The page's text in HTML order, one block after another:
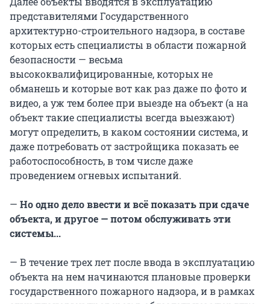
представителями Государственного
архитектурно-строительного надзора, в составе
которых есть специалисты в области пожарной
безопасности — весьма
высококвалифицированные, которых не
обманешь и которые вот как раз даже по фото и
видео, а уж тем более при выезде на объект (а на
объект такие специалисты всегда выезжают)
могут определить, в каком состоянии система, и
даже потребовать от застройщика показать ее
работоспособность, в том числе даже
проведением огневых испытаний.
— Но одно дело ввести и всё показать при сдаче
объекта, и другое — потом обслуживать эти
системы...
— В течение трех лет после ввода в эксплуатацию
объекта на нем начинаются плановые проверки
государственного пожарного надзора, и в рамках